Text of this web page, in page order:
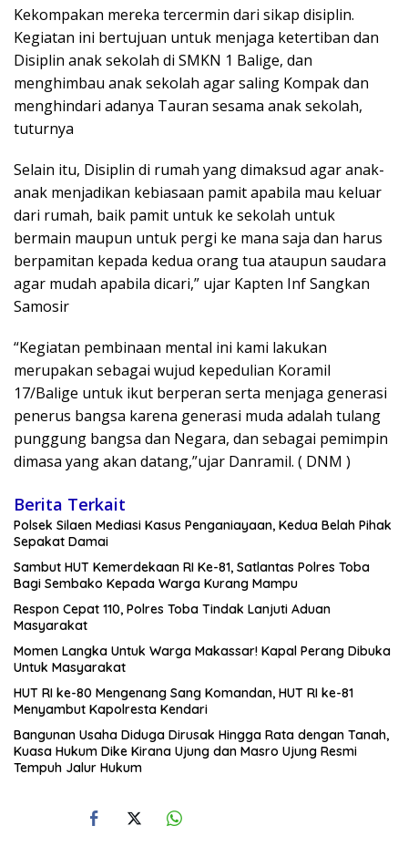
Kekompakan mereka tercermin dari sikap disiplin.
Kegiatan ini bertujuan untuk menjaga ketertiban dan
Disiplin anak sekolah di SMKN 1 Balige, dan
menghimbau anak sekolah agar saling Kompak dan
menghindari adanya Tauran sesama anak sekolah,
tuturnya
Selain itu, Disiplin di rumah yang dimaksud agar anak-
anak menjadikan kebiasaan pamit apabila mau keluar
dari rumah, baik pamit untuk ke sekolah untuk
bermain maupun untuk pergi ke mana saja dan harus
berpamitan kepada kedua orang tua ataupun saudara
agar mudah apabila dicari,” ujar Kapten Inf Sangkan
Samosir
“Kegiatan pembinaan mental ini kami lakukan
merupakan sebagai wujud kepedulian Koramil
17/Balige untuk ikut berperan serta menjaga generasi
penerus bangsa karena generasi muda adalah tulang
punggung bangsa dan Negara, dan sebagai pemimpin
dimasa yang akan datang,”ujar Danramil. ( DNM )
Berita Terkait
Polsek Silaen Mediasi Kasus Penganiayaan, Kedua Belah Pihak
Sepakat Damai
Sambut HUT Kemerdekaan RI Ke-81, Satlantas Polres Toba
Bagi Sembako Kepada Warga Kurang Mampu
Respon Cepat 110, Polres Toba Tindak Lanjuti Aduan
Masyarakat
Momen Langka Untuk Warga Makassar! Kapal Perang Dibuka
Untuk Masyarakat
HUT RI ke-80 Mengenang Sang Komandan, HUT RI ke-81
Menyambut Kapolresta Kendari
Bangunan Usaha Diduga Dirusak Hingga Rata dengan Tanah,
Kuasa Hukum Dike Kirana Ujung dan Masro Ujung Resmi
Tempuh Jalur Hukum